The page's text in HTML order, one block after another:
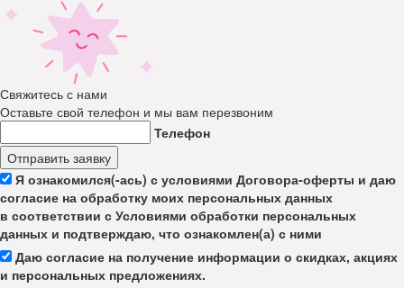
Свяжитесь с нами
Оставьте свой телефон и мы вам перезвоним
Телефон
Отправить заявку
Я ознакомился(-ась) с условиями Договора-оферты и даю
согласие на обработку моих персональных данных
в соответствии с Условиями обработки персональных
данных и подтверждаю, что ознакомлен(а) с ними
Даю согласие на получение информации о скидках, акциях
и персональных предложениях.